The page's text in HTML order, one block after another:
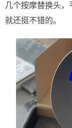
几个按摩替换头，
就还挺不错的。